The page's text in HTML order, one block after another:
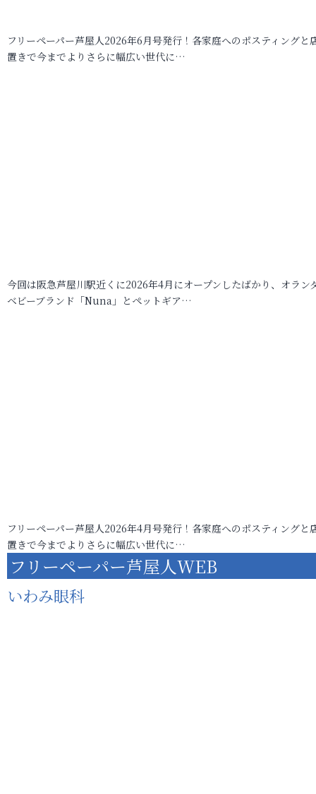
フリーペーパー芦屋人2026年6月号発行！各家庭へのポスティングと
置きで今までよりさらに幅広い世代に…
今回は阪急芦屋川駅近くに2026年4月にオープンしたばかり、オラン
ベビーブランド「Nuna」とペットギア…
フリーペーパー芦屋人2026年4月号発行！各家庭へのポスティングと
置きで今までよりさらに幅広い世代に…
フリーペーパー芦屋人WEB
いわみ眼科